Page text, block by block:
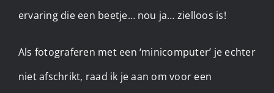
ervaring die een beetje… nou ja… zielloos is!
Als fotograferen met een ‘minicomputer’ je echter
niet afschrikt, raad ik je aan om voor een